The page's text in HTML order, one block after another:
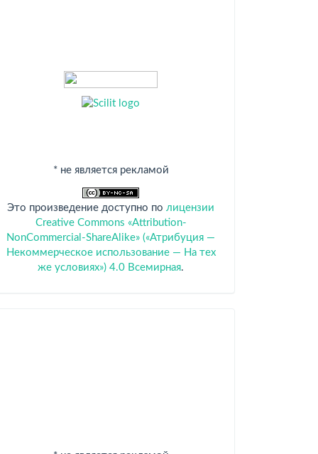
* не является рекламой
Это произведение доступно по лицензии
Creative Commons «Attribution-
NonCommercial-ShareAlike» («Атрибуция —
Некоммерческое использование — На тех
же условиях») 4.0 Всемирная.